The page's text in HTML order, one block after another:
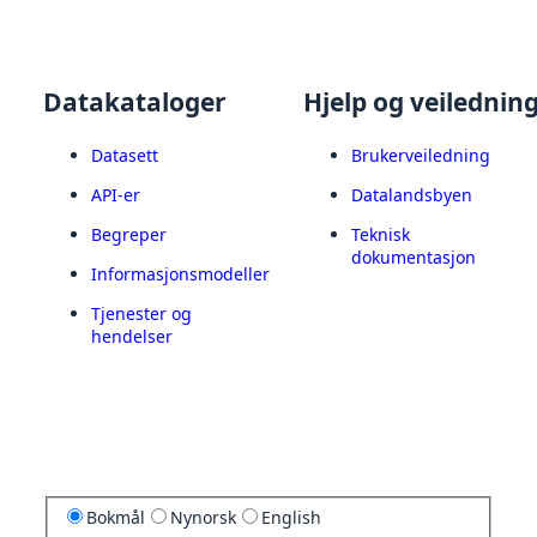
Datakataloger
Datasett
API-er
Begreper
Informasjonsmodeller
Tjenester og
hendelser
Hjelp og
Brukerveiledning
Datalandsbyen
Teknisk
dokumentasjon
Bokmål Nynorsk English